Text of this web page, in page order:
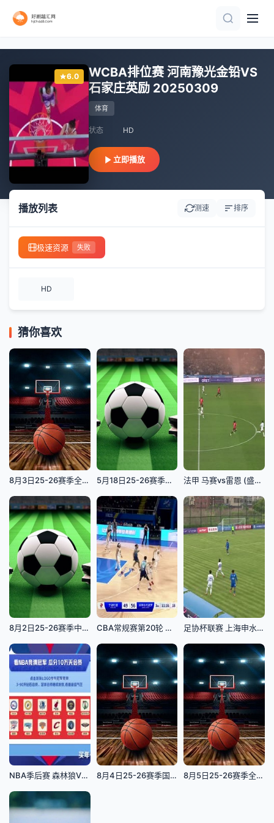
6.0
WCBA排位赛 河南豫光金铅VS
石家庄英励 20250309
体育
状态 HD
立即播放
播放列表 测速 排序
极速资源 失败
HD
猜你喜欢
正片
8月3日25-26赛季全国青年篮球联赛 浙江广厦88VS64福建浔兴
正片
5月18日25-26赛季英超联赛 纽卡斯尔联VS西汉姆联
HD
法甲 马赛vs雷恩 (盛斌) 20231203
正片
8月2日25-26赛季中乙联赛 广州蒲公英VS武汉三镇B队
HD
CBA常规赛第20轮 宁波町渥VS深圳马可波罗 20231223(陈涛)
HD
足协杯联赛 上海申水VS海口名城尚南堂 20240421
HD
NBA季后赛 森林狼VS掘金 20240505
正片
8月4日25-26赛季国青男篮热身赛 中国U18男篮VS加拿大大卫安篮球学院
正片
8月5日25-26赛季全国青年篮球联赛 浙江稠州银行67VS85龙狮青年
更新至HD